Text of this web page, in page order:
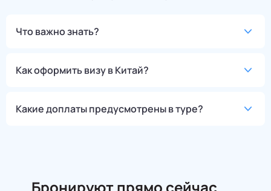
Что важно знать?
Как оформить визу в Китай?
Какие доплаты предусмотрены в туре?